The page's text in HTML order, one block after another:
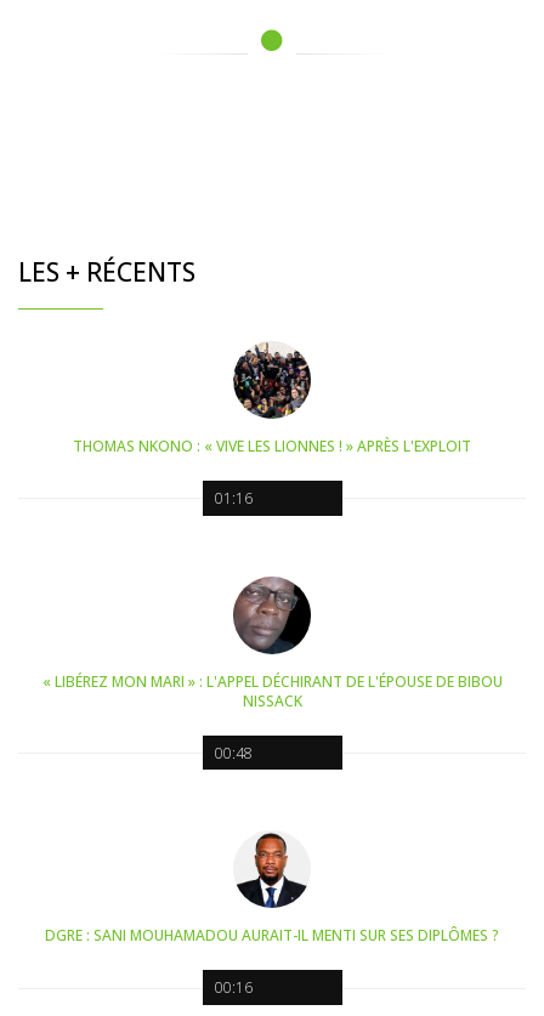
LES + RÉCENTS
01:16
THOMAS NKONO : « VIVE LES LIONNES ! » APRÈS L'EXPLOIT
00:48
« LIBÉREZ MON MARI » : L'APPEL DÉCHIRANT DE L'ÉPOUSE DE BIBOU
NISSACK
00:16
DGRE : SANI MOUHAMADOU AURAIT-IL MENTI SUR SES DIPLÔMES ?